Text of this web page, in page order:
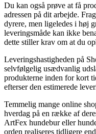
Du kan også prøve at få
adressen på dit arbejde.
dyrere, men ligeledes i høj
leveringsmåde kan ikke
dette stiller krav om at du
Leveringshastigheden på
selvfølgelig usædvanlig
produkterne inden for kort
efterser den estimerede
Temmelig mange online
hverdag på en række af
ArtFex hundebur eller
orden realiseres tidligere